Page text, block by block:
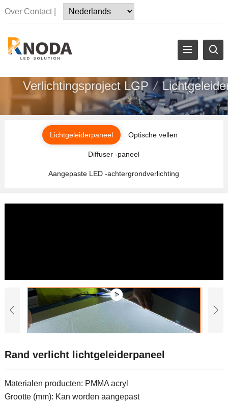
Over Contact|
Verlichtingsproject LGP /
Lichtgeleiderpaneel Optische vellen
Diffuser -paneel
Aangepaste LED -achtergrondverlichting
Rand verlicht lichtgeleiderpaneel
Materialen producten: PMMA acryl
Grootte (mm): Kan worden aangepast